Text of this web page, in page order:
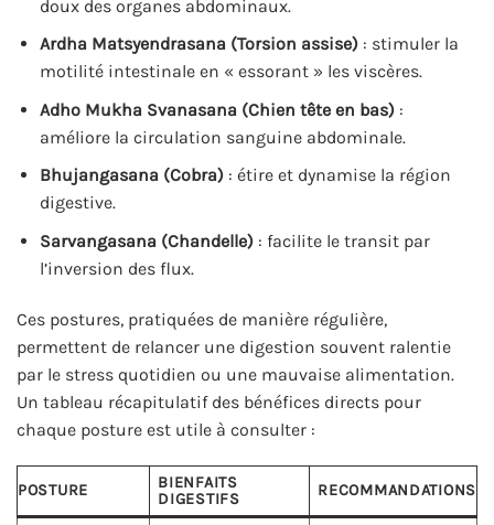
doux des organes abdominaux.
Ardha Matsyendrasana (Torsion assise): stimuler la
motilité intestinale en « essorant » les viscères.
Adho Mukha Svanasana (Chien tête en bas):
améliore la circulation sanguine abdominale.
Bhujangasana (Cobra): étire et dynamise la région
digestive.
Sarvangasana (Chandelle): facilite le transit par
l’inversion des flux.
Ces postures, pratiquées de manière régulière,
permettent de relancer une digestion souvent ralentie
par le stress quotidien ou une mauvaise alimentation.
Un tableau récapitulatif des bénéfices directs pour
chaque posture est utile à consulter :
POSTURE
BIENFAITS
DIGESTIFS
RECOMMANDATIONS